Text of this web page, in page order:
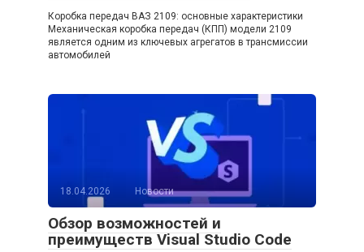
Коробка передач ВАЗ 2109: основные характеристики
Механическая коробка передач (КПП) модели 2109
является одним из ключевых агрегатов в трансмиссии
автомобилей
18.04.2026 Новости
Обзор возможностей и
преимуществ Visual Studio Code